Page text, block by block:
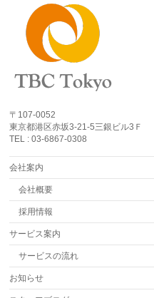
〒107-0052
東京都港区赤坂3-21-5三銀ビル3Ｆ
TEL : 03-6867-0308
会社案内
会社概要
採用情報
サービス案内
サービスの流れ
お知らせ